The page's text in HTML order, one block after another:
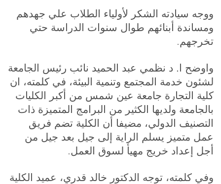
ووجه سيادته الشكر لأولياء الطلاب علي جهدهم
ومساندة أبنائهم طوال سنوات الدراسة حتي
تخرجهم.
واوضح ا. د نظمي عبد الحميد نائب رئيس الجامعة
لشئون خدمة المجتمع وتنمية البيئة، في كلمته، ان
كلية التجارة جامعة عين شمس من أكبر الكليات
بالجامعة ولديها الكثير من البرامج المتميزة ذات
التصنيف الدولي، مضيفا أن الكلية تضم فريق
عمل متميز يسلم الراية إلى جيل بعد جيل من
أجل إعداد خريج مهيأ لسوق العمل.
وفي كلمته، توجه الدكتور خالد قدري، عميد الكلية